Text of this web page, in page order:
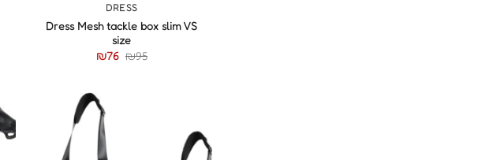
DRESS
Dress Mesh tackle box slim VS
size
₪95
₪76